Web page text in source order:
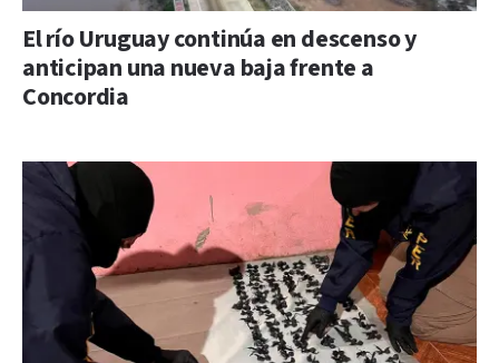
El río Uruguay continúa en descenso y
anticipan una nueva baja frente a
Concordia